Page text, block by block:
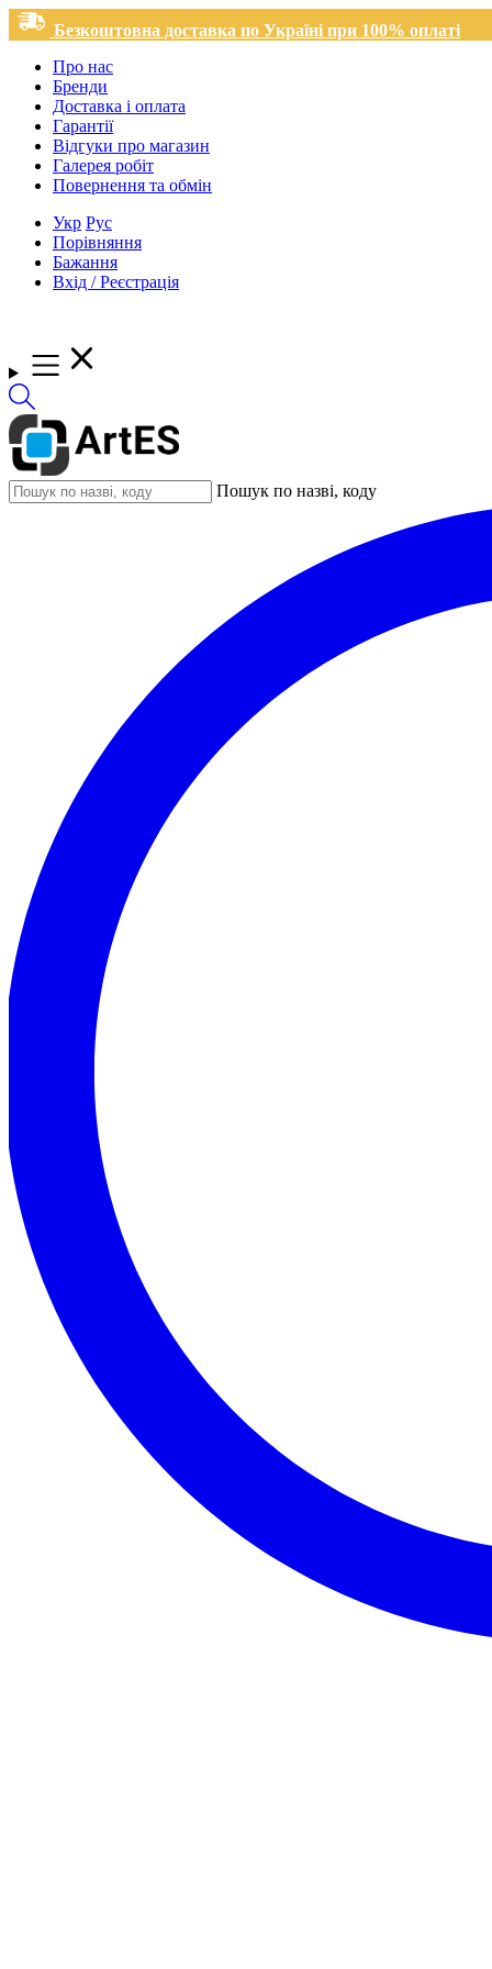
Безкоштовна доставка по Україні при 100% оплаті
Про нас
Бренди
Доставка і оплата
Гарантії
Відгуки про магазин
Галерея робіт
Повернення та обмін
Укр Рус
Порівняння
Бажання
Вхід / Реєстрація
Пошук по назві, коду